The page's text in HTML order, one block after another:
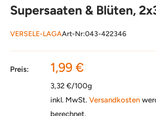
Supersaaten & Blüten,
VERSELE-LAGAArt-Nr:043-422346
Preis: Sonderpreis
1,99 €
3,32 €/100g
inkl. MwSt. Versandkosten
berechnet.